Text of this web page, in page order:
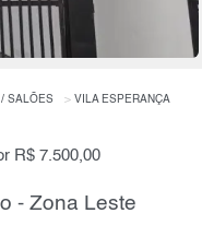
SALÕES VILA ESPERANÇA
R$ 7.500,00
- Zona Leste